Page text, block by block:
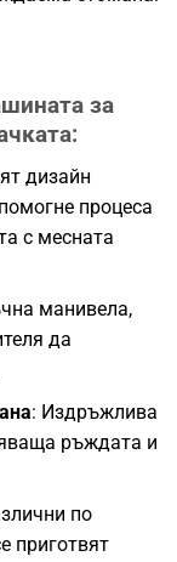
за
:
дизайн
процеса
с месната
манивела,
да
: Издръжлива
ръждата и
по
приготвят